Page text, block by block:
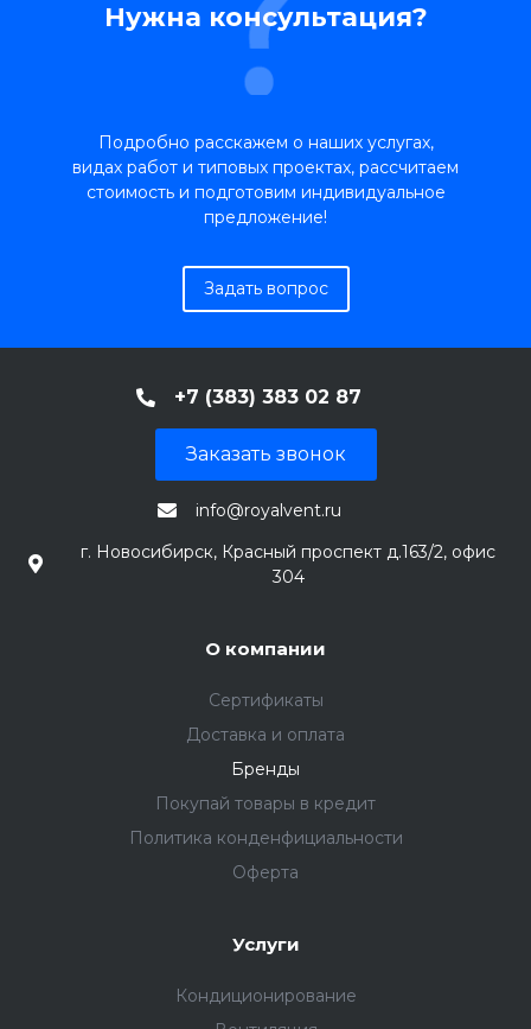
Нужна консультация?
Подробно расскажем о наших услугах,
видах работ и типовых проектах, рассчитаем
стоимость и подготовим индивидуальное
предложение!
Задать вопрос
+7 (383) 383 02 87
Заказать звонок
info@royalvent.ru
г. Новосибирск, Красный проспект д.163/2, офис
304
О компании
Сертификаты
Доставка и оплата
Бренды
Покупай товары в кредит
Политика конденфициальности
Оферта
Услуги
Кондиционирование